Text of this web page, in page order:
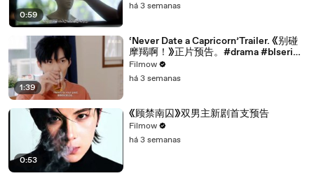
0:59
há 3 semanas
1:39
‘Never Date a Capricorn’Trailer. 《别碰
摩羯啊！》正片预告。#drama #blseries
#bl
Filmow
há 3 semanas
0:53
《顾禁南囚》双男主新剧首支预告
Filmow
há 3 semanas